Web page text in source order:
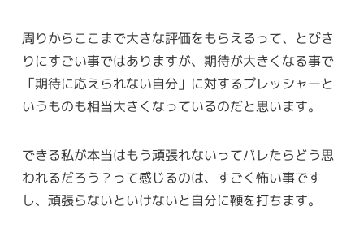
周りからここまで大きな評価をもらえるって、とびき
りにすごい事ではありますが、期待が大きくなる事で
「期待に応えられない自分」に対するプレッシャーと
いうものも相当大きくなっているのだと思います。
できる私が本当はもう頑張れないってバレたらどう思
われるだろう？って感じるのは、すごく怖い事です
し、頑張らないといけないと自分に鞭を打ちます。